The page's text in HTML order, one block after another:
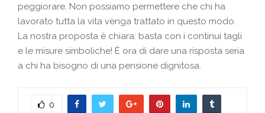
peggiorare. Non possiamo permettere che chi ha
lavorato tutta la vita venga trattato in questo modo.
La nostra proposta è chiara: basta con i continui tagli
e le misure simboliche! È ora di dare una risposta seria
a chi ha bisogno di una pensione dignitosa.
0